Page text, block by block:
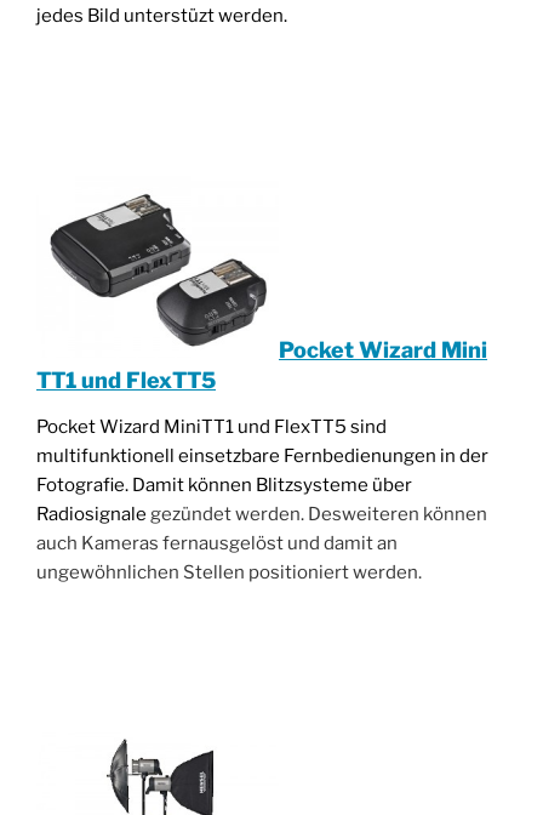
jedes Bild unterstüzt werden.
Pocket Wizard Mini
TT1 und FlexTT5
Pocket Wizard MiniTT1 und FlexTT5 sind
multifunktionell einsetzbare Fernbedienungen in der
Fotografie. Damit können Blitzsysteme über
Radiosignale gezündet werden. Desweiteren können
auch Kameras fernausgelöst und damit an
ungewöhnlichen Stellen positioniert werden.